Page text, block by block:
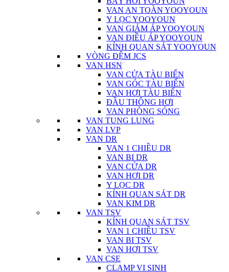
VAN AN TOÀN YOOYOUN
Y LỌC YOOYOUN
VAN GIẢM ÁP YOOYOUN
VAN ĐIỀU ÁP YOOYOUN
KÍNH QUAN SÁT YOOYOUN
VÒNG ĐỆM JCS
VAN HSN
VAN CỬA TÀU BIỂN
VAN GÓC TÀU BIỂN
VAN HƠI TÀU BIỂN
ĐẦU THÔNG HƠI
VAN PHÒNG SÓNG
VAN TUNG LUNG
VAN LVP
VAN DR
VAN 1 CHIỀU DR
VAN BI DR
VAN CỬA DR
VAN HƠI DR
Y LỌC DR
KÍNH QUAN SÁT DR
VAN KIM DR
VAN TSV
KÍNH QUAN SÁT TSV
VAN 1 CHIỀU TSV
VAN BI TSV
VAN HƠI TSV
VAN CSE
CLAMP VI SINH